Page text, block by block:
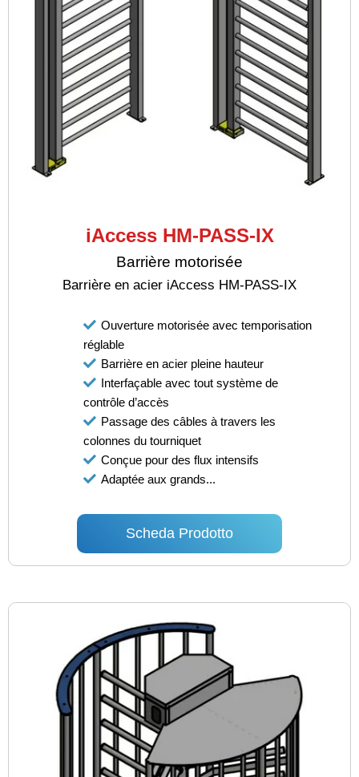
iAccess HM-PASS-IX
Barrière motorisée
Barrière en acier iAccess HM-PASS-IX
Ouverture motorisée avec temporisation
réglable
Barrière en acier pleine hauteur
Interfaçable avec tout système de
contrôle d’accès
Passage des câbles à travers les
colonnes du tourniquet
Conçue pour des flux intensifs
Adaptée aux grands...
Scheda Prodotto